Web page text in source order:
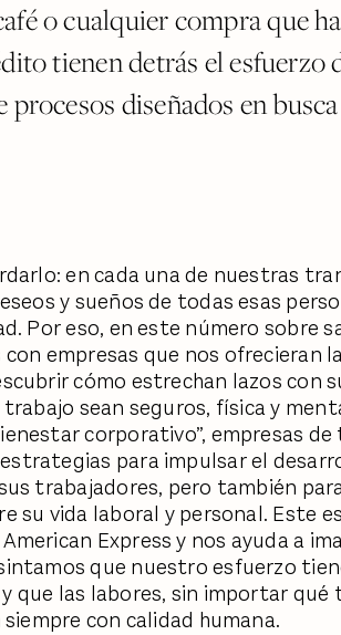
o cualquier compra que
tienen detrás el esfuerzo
procesos diseñados en
en cada una de nuestras
y sueños de todas esas
Por eso, en este número sobre
con empresas que nos ofrecieran
cómo estrechan lazos con
sean seguros, física y
corporativo”, empresas
para impulsar el
trabajadores, pero también
su vida laboral y personal. Este
Express y nos ayuda a
que nuestro esfuerzo
que las labores, sin importar qué
con calidad humana.